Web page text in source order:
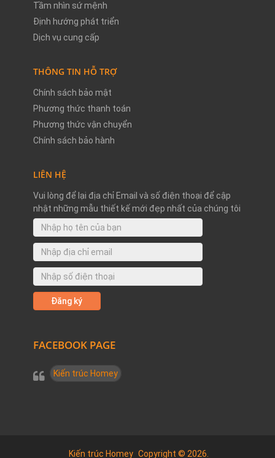
Tầm nhìn sứ mệnh
Định hướng phát triển
Dịch vụ cung cấp
THÔNG TIN HỖ TRỢ
Chính sách bảo mật
Phương thức thanh toán
Phương thức vận chuyển
Chính sách bảo hành
LIÊN HỆ
Vui lòng để lại địa chỉ Email và số điện thoại để cập
nhật những mẫu thiết kế mới đẹp nhất của chúng tôi
FACEBOOK PAGE
Kiến trúc Homey
Kiến trúc Homey Copyright © 2026.